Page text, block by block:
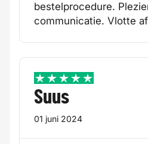
bestelprocedure.
communicatie. Vlotte
5 / 5
Suus
01 juni 2024